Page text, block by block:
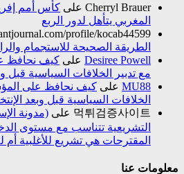
Cherryl Brauer على كأس أمم
المغربي يتأهل لدور الربع
profile/kocab44599/
الطريقة الصحيحة للاستجمام
Desiree Powell على كيف نحافظ
مع تدبير الخلافات السياسية قبل
MU88 على كيف نحافظ على
الخلافات السياسية قبل وبعد
먹튀검증사이트 على (مدونة
التشريعية تتناسب مع مستوى
المقترحات هي تشريع للأغلبية أم
معلومات عنا